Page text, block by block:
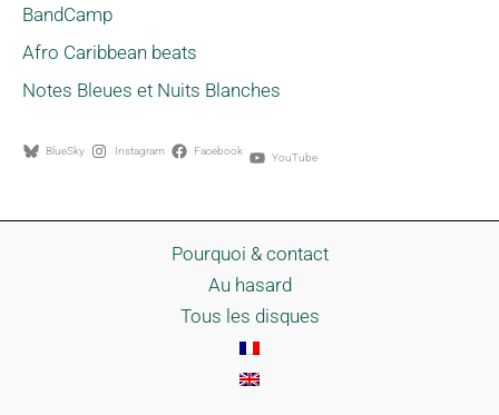
BandCamp
Afro Caribbean beats
Notes Bleues et Nuits Blanches
BlueSky Instagram Facebook YouTube
Pourquoi & contact
Au hasard
Tous les disques